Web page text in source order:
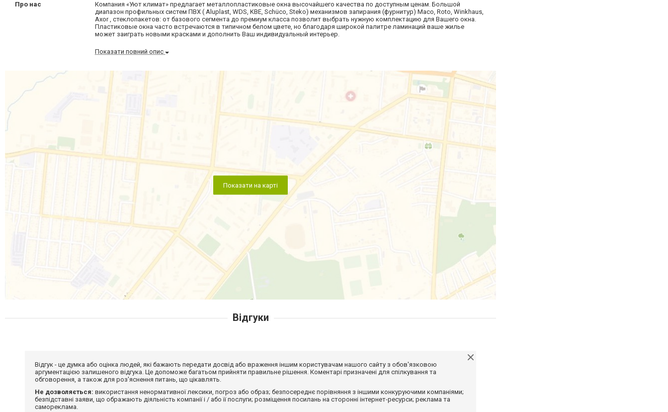
Про нас
Компания «Уют климат» предлагает металлопластиковые окна высочайшего качества по доступным ценам. Большой
диапазон профильных систем ПВХ ( Aluplast, WDS, KBE, Schüco, Steko) механизмов запирания (фурнитур) Maco, Roto, Winkhaus,
Axor , стеклопакетов: от базового сегмента до премиум класса позволит выбрать нужную комплектацию для Вашего окна.
Пластиковые окна часто встречаются в типичном белом цвете, но благодаря широкой палитре ламинаций ваше жилье
может заиграть новыми красками и дополнить Ваш индивидуальный интерьер.
Показати повний опис
Показати на карті
Відгуки
Відгук - це думка або оцінка людей, які бажають передати досвід або враження іншим користувачам нашого сайту з обов'язковою
аргументацією залишеного відгука. Це допоможе багатьом прийняти правильне рішення. Коментарі призначені для спілкування та
обговорення, а також для роз'яснення питань, що цікавлять.
Не дозволяється: використання ненормативної лексики, погроз або образ; безпосереднє порівняння з іншими конкуруючими компаніями;
безпідставні заяви, що ображають діяльність компанії і / або її послуги; розміщення посилань на сторонні інтернет-ресурси; реклама та
самореклама.